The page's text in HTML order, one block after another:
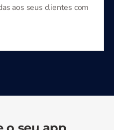
aos seus clientes com